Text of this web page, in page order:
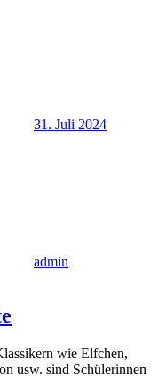
31. Juli 2024
admin
wie Elfchen,
usw. sind Schülerinnen